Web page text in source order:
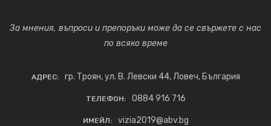
За мнения, въпроси и препоръки може да се свържете с нас
по всяко време
АДРЕС: гр. Троян, ул. В. Левски 44, Ловеч, България
ТЕЛЕФОН: 0884 916 716
ИМЕЙЛ: vizia2019@abv.bg